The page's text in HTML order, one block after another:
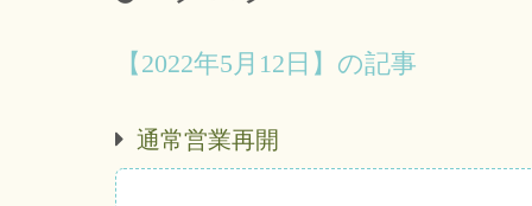
【2022年5月12日】の記事
通常営業再開